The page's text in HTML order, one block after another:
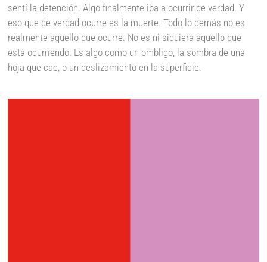
sentí la detención. Algo finalmente iba a ocurrir de verdad. Y
eso que de verdad ocurre es la muerte. Todo lo demás no es
realmente aquello que ocurre. No es ni siquiera aquello que
está ocurriendo. Es algo como un ombligo, la sombra de una
hoja que cae, o un deslizamiento en la superficie.